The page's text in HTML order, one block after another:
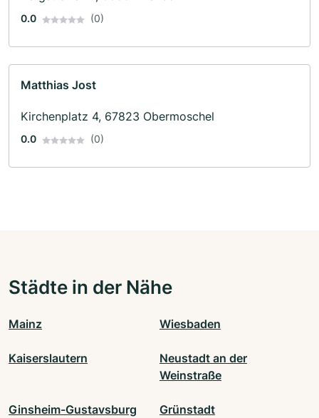
0.0 (0)
Matthias Jost
Kirchenplatz 4, 67823 Obermoschel
0.0 (0)
Städte in der Nähe
Mainz Wiesbaden
Kaiserslautern
Neustadt an der
Weinstraße
Ginsheim-Gustavsburg Grünstadt